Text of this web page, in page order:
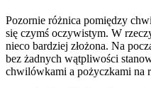
Pozornie różnica pomiędzy
się czymś oczywistym. W
nieco bardziej złożona. Na
bez żadnych wątpliwości
chwilówkami a pożyczkami na